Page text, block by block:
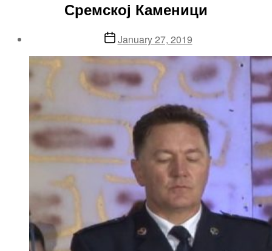
Сремској Каменици
PostJanuary 27, 2019